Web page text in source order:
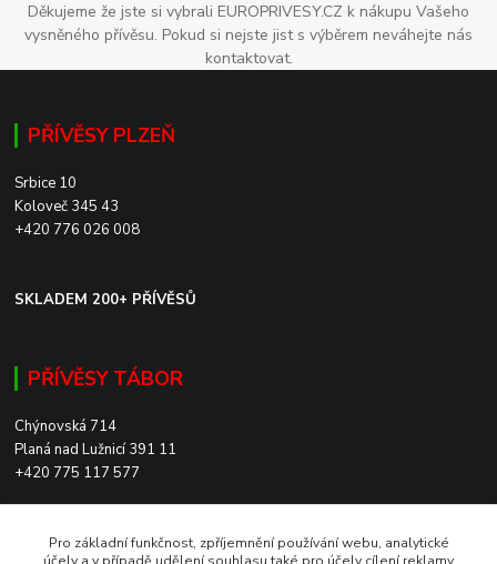
Děkujeme že jste si vybrali EUROPRIVESY.CZ k nákupu Vašeho
vysněného přívěsu. Pokud si nejste jist s výběrem neváhejte nás
kontaktovat.
PŘÍVĚSY PLZEŇ
Srbice 10
Koloveč 345 43
+420 776 026 008
SKLADEM 200+ PŘÍVĚSŮ
PŘÍVĚSY TÁBOR
Chýnovská 714
Planá nad Lužnicí 391 11
+420 775 117 577
Pro základní funkčnost, zpříjemnění používání webu, analytické